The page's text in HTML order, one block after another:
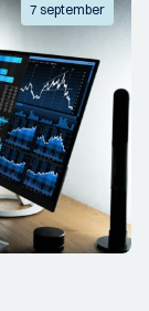
7 september